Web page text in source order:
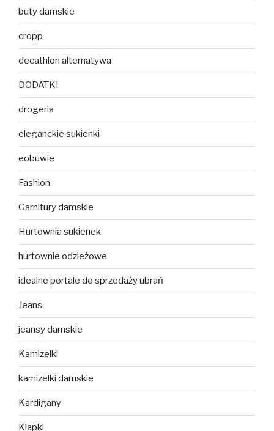
buty damskie
cropp
decathlon alternatywa
DODATKI
drogeria
eleganckie sukienki
eobuwie
Fashion
Garnitury damskie
Hurtownia sukienek
hurtownie odzieżowe
idealne portale do sprzedaży ubrań
Jeans
jeansy damskie
Kamizelki
kamizelki damskie
Kardigany
Klapki